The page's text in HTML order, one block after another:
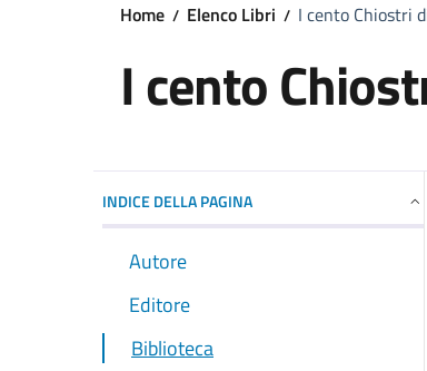
Home Elenco Libri I cento Chiostri
I cento
INDICE DELLA PAGINA
Autore
Editore
Biblioteca